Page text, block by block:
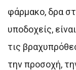
φάρμακο, δρα
υποδοχείς,
τις
την προσοχή,